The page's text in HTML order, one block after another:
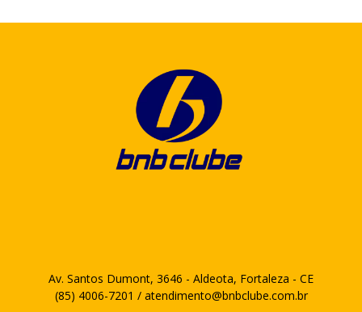
Av. Santos Dumont, 3646 - Aldeota, Fortaleza - CE
(85) 4006-7201 / atendimento@bnbclube.com.br